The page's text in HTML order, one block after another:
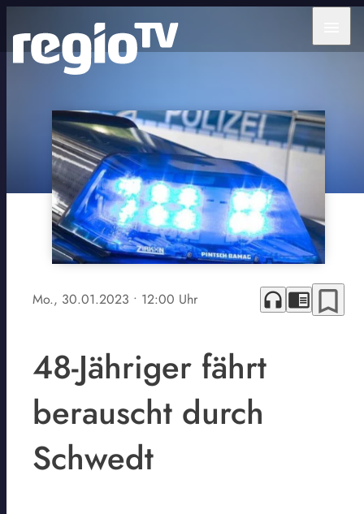
Mo., 30.01.2023 • 12:00 Uhr headphones chrome_reader_mode bookmark_border
48-Jähriger fährt
berauscht durch
Schwedt